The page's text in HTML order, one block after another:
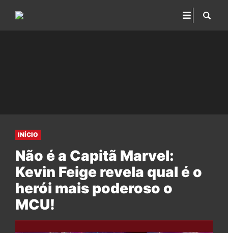
INÍCIO
Não é a Capitã Marvel:
Kevin Feige revela qual é o
herói mais poderoso o
MCU!